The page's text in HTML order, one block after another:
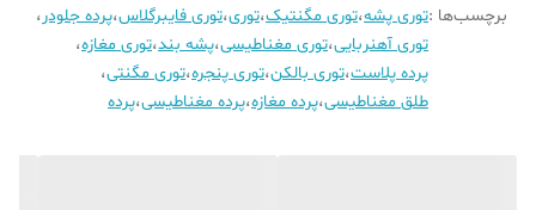
برچسب‌ها :توری پشه،توری مگنتیک،توری،توری فایبرگلاس،پرده جلودر ،
توری آهنربایی،توری مغناطیسی،پشه بند،توری مغازه،
پرده پلاست،توری بالکن،توری پنجره،توری مگنتی،
طلق مغناطیسی،پرده مغازه،پرده مغناطیسی،پرده